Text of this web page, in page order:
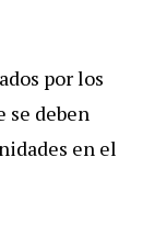
por los
se deben
en el